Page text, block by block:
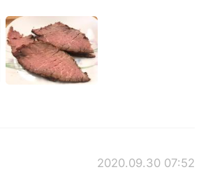
Italiano
Tiếng Việt
2020.09.30 07:52